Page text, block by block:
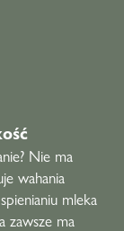
Nie ma
wahania
mleka
zawsze ma